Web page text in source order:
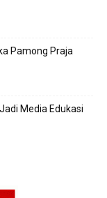
Pamong Praja
Media Edukasi